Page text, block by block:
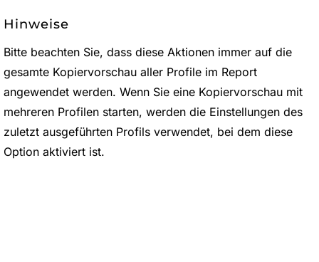
Hinweise
Bitte beachten Sie, dass diese Aktionen immer auf die
gesamte Kopiervorschau aller Profile im Report
angewendet werden. Wenn Sie eine Kopiervorschau mit
mehreren Profilen starten, werden die Einstellungen des
zuletzt ausgeführten Profils verwendet, bei dem diese
Option aktiviert ist.